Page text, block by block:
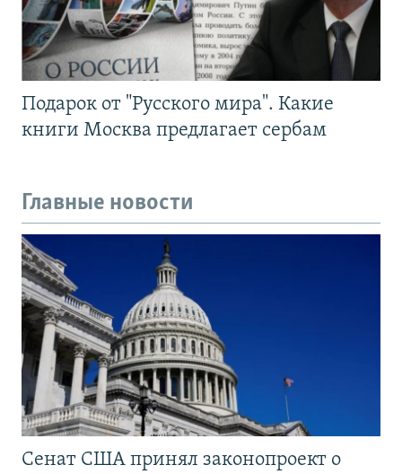
Подарок от "Русского мира". Какие
книги Москва предлагает сербам
Главные новости
Сенат США принял законопроект о